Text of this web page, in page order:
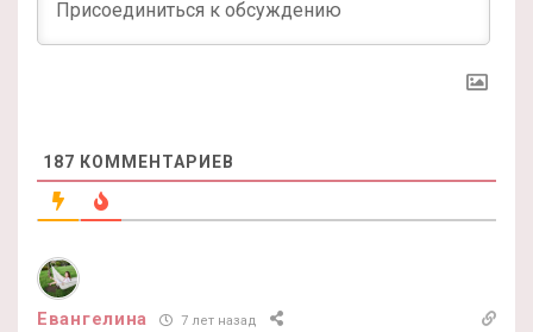
187 КОММЕНТАРИЕВ
Евангелина 7 лет назад